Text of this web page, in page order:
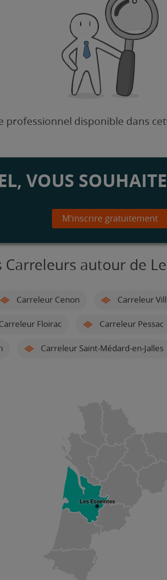
professionnel disponible dans
VOUS
M'inscrire gratuitement
Carreleurs autour de
Carreleur Cenon Carreleur
Floirac Carreleur Pessac
Carreleur Saint-Médard-en-Jalles
Les Esseintes